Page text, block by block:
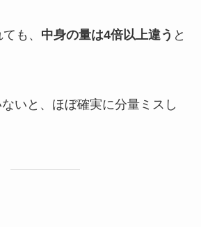
も、 中身の量は4倍以上違う と
いと、ほぼ確実に分量ミスし